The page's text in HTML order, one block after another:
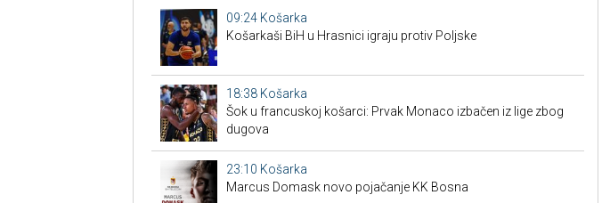
09:24 Košarka
Košarkaši BiH u Hrasnici igraju protiv Poljske
18:38 Košarka
Šok u francuskoj košarci: Prvak Monaco izbačen iz lige zbog
dugova
23:10 Košarka
Marcus Domask novo pojačanje KK Bosna